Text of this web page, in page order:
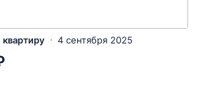
4 сентября 2025